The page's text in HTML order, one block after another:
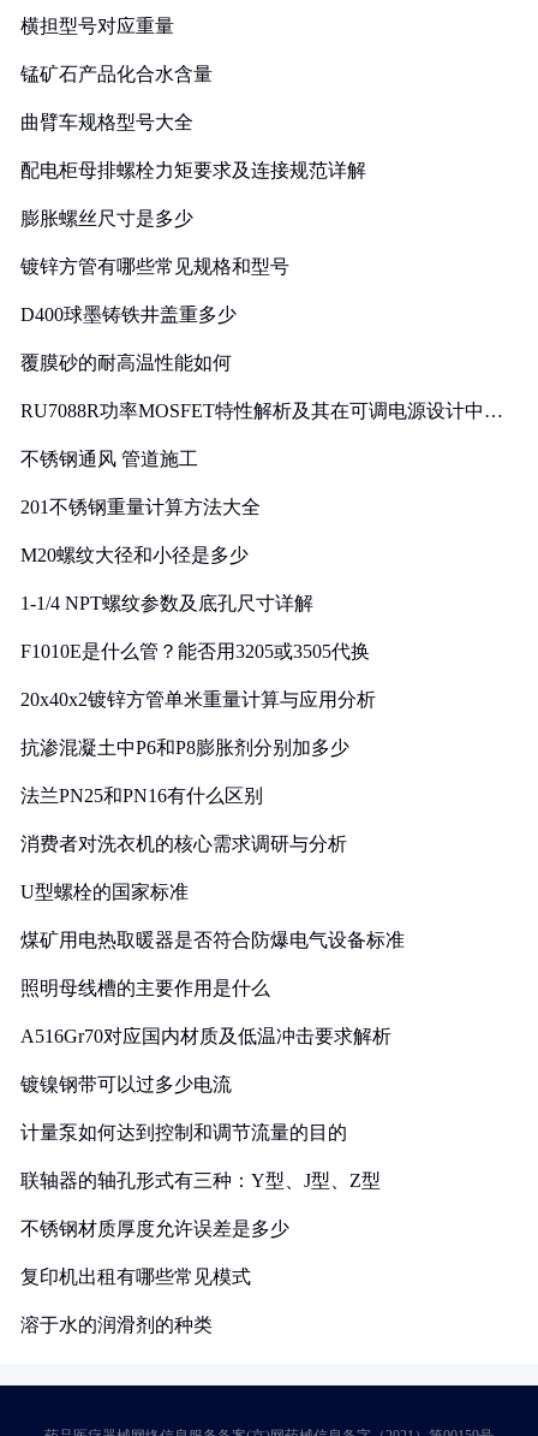
横担型号对应重量
锰矿石产品化合水含量
曲臂车规格型号大全
配电柜母排螺栓力矩要求及连接规范详解
膨胀螺丝尺寸是多少
镀锌方管有哪些常见规格和型号
D400球墨铸铁井盖重多少
覆膜砂的耐高温性能如何
RU7088R功率MOSFET特性解析及其在可调电源设计中的
不锈钢通风 管道施工
201不锈钢重量计算方法大全
M20螺纹大径和小径是多少
1-1/4 NPT螺纹参数及底孔尺寸详解
F1010E是什么管？能否用3205或3505代换
20x40x2镀锌方管单米重量计算与应用分析
抗渗混凝土中P6和P8膨胀剂分别加多少
法兰PN25和PN16有什么区别
消费者对洗衣机的核心需求调研与分析
U型螺栓的国家标准
煤矿用电热取暖器是否符合防爆电气设备标准
照明母线槽的主要作用是什么
A516Gr70对应国内材质及低温冲击要求解析
镀镍钢带可以过多少电流
计量泵如何达到控制和调节流量的目的
联轴器的轴孔形式有三种：Y型、J型、Z型
不锈钢材质厚度允许误差是多少
复印机出租有哪些常见模式
溶于水的润滑剂的种类